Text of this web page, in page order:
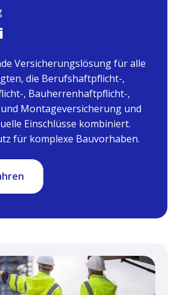
Versicherungslösung für alle
die Berufshaftpflicht-,
, Bauherrenhaftpflicht-,
Montageversicherung und
Einschlüsse kombiniert.
für komplexe Bauvorhaben.